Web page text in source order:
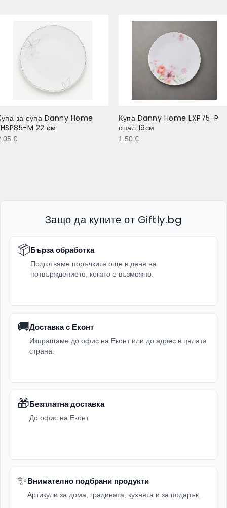
за супа Danny Home
M 22 см
€
Купа Danny Home LXP75-P
опал 19см
1.50 €
Защо да купите от Giftly.bg
📦Бърза обработка
Подготвяме поръчките още в деня на
потвърждението, когато е възможно.
🚚Доставка с Еконт
Изпращаме до офис на Еконт или до адрес в цялата
страна.
🎁Безплатна доставка
До офис на Еконт
✨Внимателно подбрани продукти
Артикули за дома, градината, кухнята и за подарък.